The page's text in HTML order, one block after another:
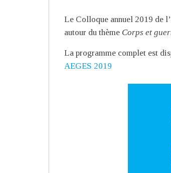
Le Colloque annuel 2019 de
autour du thème Corps et
La programme complet est
AEGES 2019